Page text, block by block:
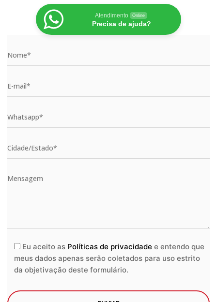
Atendimento Online
Precisa de ajuda?
Eu aceito as Políticas de privacidade e entendo que
meus dados apenas serão coletados para uso estrito
da objetivação deste formulário.